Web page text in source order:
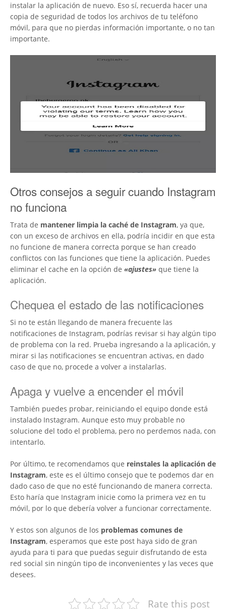
instalar la aplicación de nuevo. Eso sí, recuerda hacer una
copia de seguridad de todos los archivos de tu teléfono
móvil, para que no pierdas información importante, o no tan
importante.
Otros consejos a seguir cuando Instagram
no funciona
Trata de mantener limpia la caché de Instagram, ya que,
con un exceso de archivos en ella, podría incidir en que esta
no funcione de manera correcta porque se han creado
conflictos con las funciones que tiene la aplicación. Puedes
eliminar el cache en la opción de «ajustes» que tiene la
aplicación.
Chequea el estado de las notificaciones
Si no te están llegando de manera frecuente las
notificaciones de Instagram, podrías revisar si hay algún tipo
de problema con la red. Prueba ingresando a la aplicación, y
mirar si las notificaciones se encuentran activas, en dado
caso de que no, procede a volver a instalarlas.
Apaga y vuelve a encender el móvil
También puedes probar, reiniciando el equipo donde está
instalado Instagram. Aunque esto muy probable no
solucione del todo el problema, pero no perdemos nada, con
intentarlo.
Por último, te recomendamos que reinstales la aplicación de
Instagram, este es el último consejo que te podemos dar en
dado caso de que no esté funcionando de manera correcta.
Esto haría que Instagram inicie como la primera vez en tu
móvil, por lo que debería volver a funcionar correctamente.
Y estos son algunos de los problemas comunes de
Instagram, esperamos que este post haya sido de gran
ayuda para ti para que puedas seguir disfrutando de esta
red social sin ningún tipo de inconvenientes y las veces que
desees.
Rate this post